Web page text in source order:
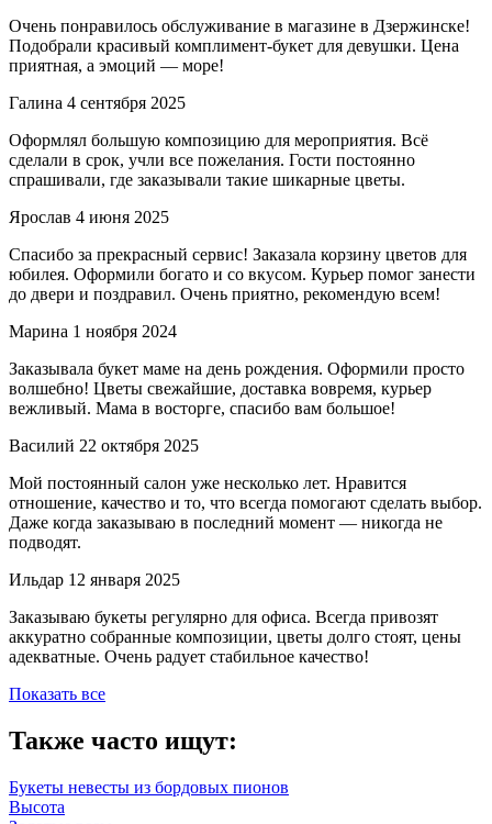
Очень понравилось обслуживание в магазине в Дзержинске!
Подобрали красивый комплимент-букет для девушки. Цена
приятная, а эмоций — море!
Галина 4 сентября 2025
Оформлял большую композицию для мероприятия. Всё
сделали в срок, учли все пожелания. Гости постоянно
спрашивали, где заказывали такие шикарные цветы.
Ярослав 4 июня 2025
Спасибо за прекрасный сервис! Заказала корзину цветов для
юбилея. Оформили богато и со вкусом. Курьер помог занести
до двери и поздравил. Очень приятно, рекомендую всем!
Марина 1 ноября 2024
Заказывала букет маме на день рождения. Оформили просто
волшебно! Цветы свежайшие, доставка вовремя, курьер
вежливый. Мама в восторге, спасибо вам большое!
Василий 22 октября 2025
Мой постоянный салон уже несколько лет. Нравится
отношение, качество и то, что всегда помогают сделать выбор.
Даже когда заказываю в последний момент — никогда не
подводят.
Ильдар 12 января 2025
Заказываю букеты регулярно для офиса. Всегда привозят
аккуратно собранные композиции, цветы долго стоят, цены
адекватные. Очень радует стабильное качество!
Показать все
Также часто ищут:
Букеты невесты из бордовых пионов
Высота